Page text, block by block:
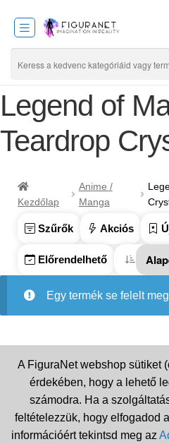
Legend of
Teardrop
Kezdőlap
Anime /
Manga
Szűrők Akciós
Előrendelhető
Egy termék se felelt
A FiguraNet webshop sütiket
érdekében, hogy a lehető
számodra. Ha a
feltételezzük, hogy elfogadod
információért tekintsd meg az